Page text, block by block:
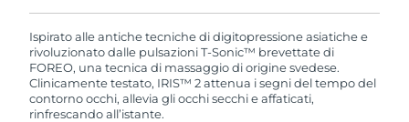
che, in caso di difetti nei primi 2 anni dalla data di
acquisto, FOREO sostituirà il tuo prodotto
gratuitamente.
Ispirato alle antiche tecniche di digitopressione asiatiche e
rivoluzionato dalle pulsazioni T-Sonic™ brevettate di
FOREO, una tecnica di massaggio di origine svedese.
Clinicamente testato, IRIS™ 2 attenua i segni del tempo del
contorno occhi, allevia gli occhi secchi e affaticati,
rinfrescando all’istante.
Uzbekistan Consegna stimata8/16/26
Vietnam Consegna stimata8/17/26